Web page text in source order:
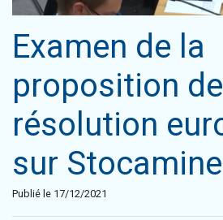
Examen de la
proposition de
résolution
sur Stocamine
Publié le 17/12/2021